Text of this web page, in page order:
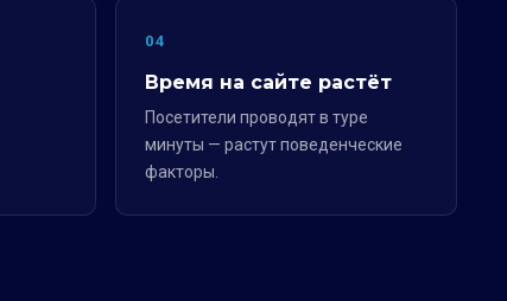
04
Время на сайте растёт
Посетители проводят в туре
минуты — растут поведенческие
факторы.